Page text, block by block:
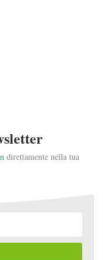
direttamente nella tua